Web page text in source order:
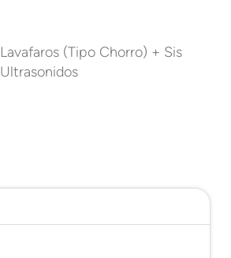
Lavafaros (Tipo Chorro) + Sis
Ultrasonidos